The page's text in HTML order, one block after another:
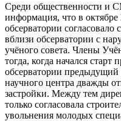
Среди общественности и
информация, что в октябре
обсерватории согласовало
вблизи обсерватории с
учёного совета. Члены
тогда, когда начался
обсерватории
научного центра дважды
застройки. Между тем
только согласовала
увольнения молодых